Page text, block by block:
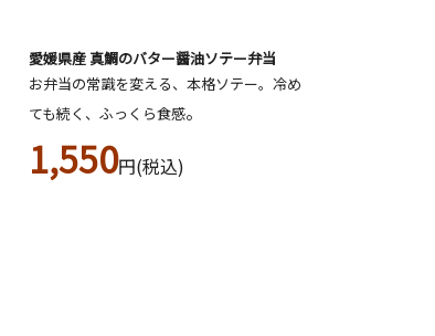
愛媛県産 真鯛のバター醤油ソテー弁当
お弁当の常識を変える、本格ソテー。冷め
ても続く、ふっくら食感。
1,550円(税込)